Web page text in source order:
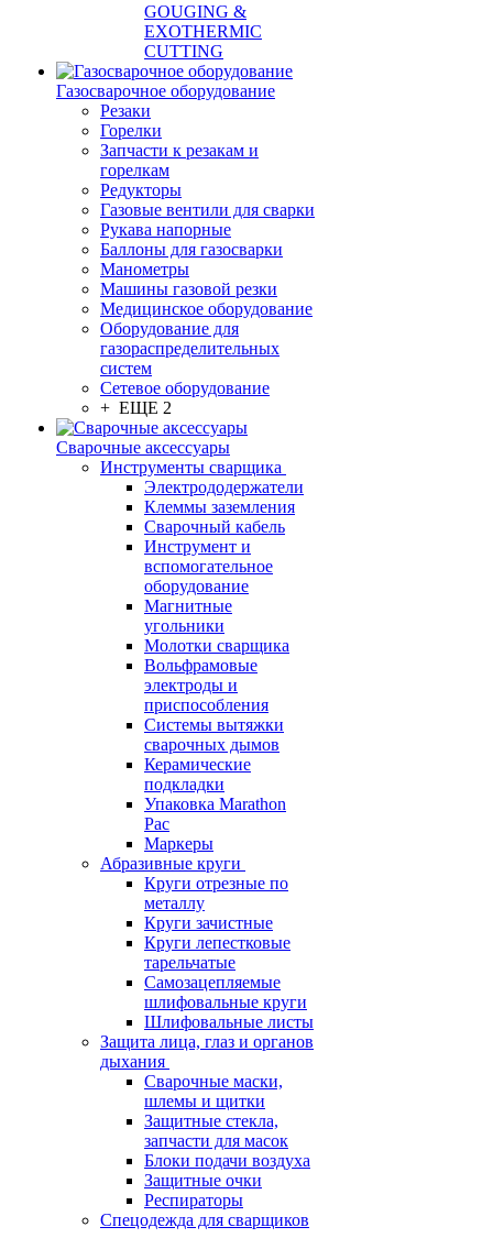
GOUGING &
EXOTHERMIC
CUTTING
Газосварочное оборудование
Резаки
Горелки
Запчасти к резакам и
горелкам
Редукторы
Газовые вентили для сварки
Рукава напорные
Баллоны для газосварки
Манометры
Машины газовой резки
Медицинское оборудование
Оборудование для
газораспределительных
систем
Сетевое оборудование
+ ЕЩЕ 2
Сварочные аксессуары
Инструменты сварщика
Электрододержатели
Клеммы заземления
Сварочный кабель
Инструмент и
вспомогательное
оборудование
Магнитные
угольники
Молотки сварщика
Вольфрамовые
электроды и
приспособления
Системы вытяжки
сварочных дымов
Керамические
подкладки
Упаковка Marathon
Pac
Маркеры
Абразивные круги
Круги отрезные по
металлу
Круги зачистные
Круги лепестковые
тарельчатые
Самозацепляемые
шлифовальные круги
Шлифовальные листы
Защита лица, глаз и органов
дыхания
Сварочные маски,
шлемы и щитки
Защитные стекла,
запчасти для масок
Блоки подачи воздуха
Защитные очки
Респираторы
Спецодежда для сварщиков